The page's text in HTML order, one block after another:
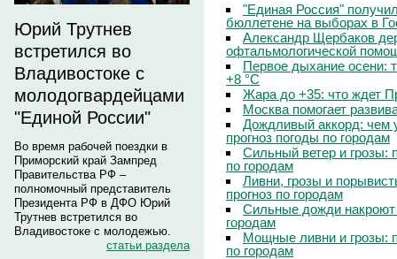
Юрий Трутнев
встретился во
Владивостоке с
молодогвардейцами
"Единой России"
Во время рабочей поездки в
Приморский край Зампред
Правительства РФ –
полномочный представитель
Президента РФ в ДФО Юрий
Трутнев встретился во
Владивостоке с молодежью.
статьи раздела
"Единая Россия"
бюллетене на выборах в
Александр Щербаков
офтальмологической
Первое дыхание осени:
+8 °C
Жара до +35: что ждет
Москва помогает
Дождливый аккорд: чем
прогноз погоды по городам
Сильный ветер и грозы:
по городам
Ливни, грозы и
прогноз по городам
Сильные дожди
городам
Мощные ливни и грозы:
по городам